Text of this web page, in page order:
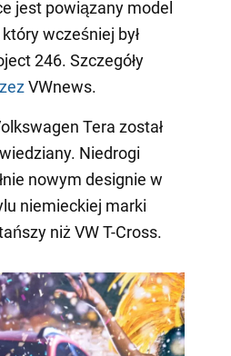
jest powiązany model
wcześniej był
246. Szczegóły
VWnews.
Tera został
Niedrogi
nowym designie w
niemieckiej marki
niż VW T-Cross.